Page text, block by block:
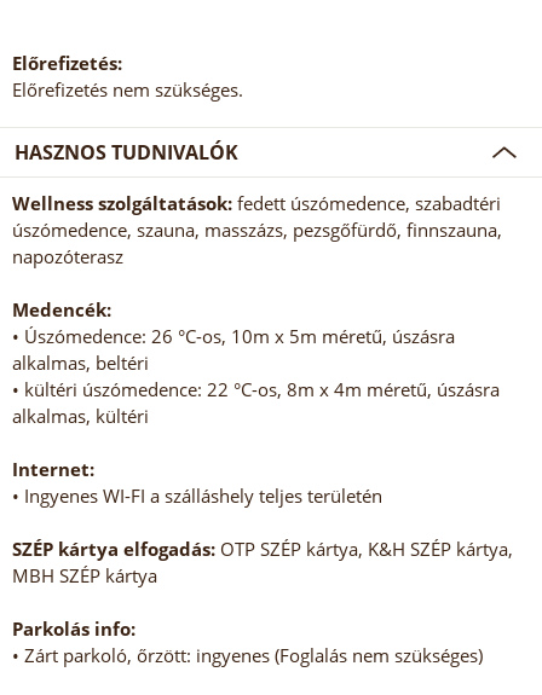
Előrefizetés:
Előrefizetés nem szükséges.
HASZNOS TUDNIVALÓK
Wellness szolgáltatások: fedett úszómedence, szabadtéri
úszómedence, szauna, masszázs, pezsgőfürdő, finnszauna,
napozóterasz
Medencék:
• Úszómedence: 26 °C-os, 10m x 5m méretű, úszásra
alkalmas, beltéri
• kültéri úszómedence: 22 °C-os, 8m x 4m méretű, úszásra
alkalmas, kültéri
Internet:
• Ingyenes WI-FI a szálláshely teljes területén
SZÉP kártya elfogadás: OTP SZÉP kártya, K&H SZÉP kártya,
MBH SZÉP kártya
Parkolás info:
• Zárt parkoló, őrzött: ingyenes (Foglalás nem szükséges)